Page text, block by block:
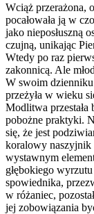
Wciąż przerażona,
pocałowała ją w
jako nieposłuszną
czujną, unikając
Wtedy po raz
zakonnicą. Ale
W swoim
przeżyła w wieku
Modlitwa przestała
pobożne praktyki.
się, że jest
koralowy naszyjnik
wystawnym
głębokiego
spowiednika,
w różaniec,
jej zobowiązania